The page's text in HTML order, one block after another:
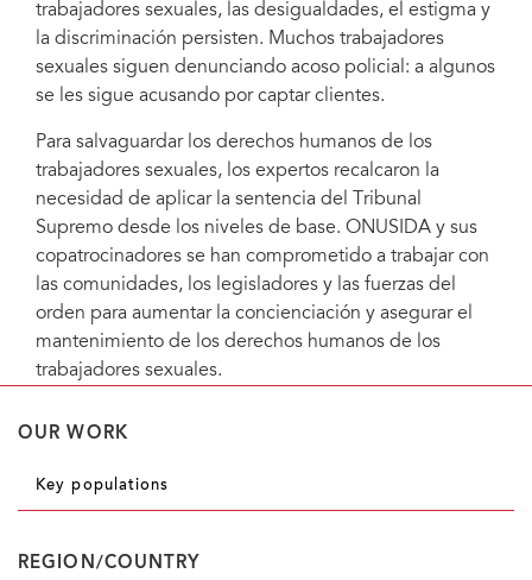
trabajadores sexuales, las desigualdades, el estigma y
la discriminación persisten. Muchos trabajadores
sexuales siguen denunciando acoso policial: a algunos
se les sigue acusando por captar clientes.
Para salvaguardar los derechos humanos de los
trabajadores sexuales, los expertos recalcaron la
necesidad de aplicar la sentencia del Tribunal
Supremo desde los niveles de base. ONUSIDA y sus
copatrocinadores se han comprometido a trabajar con
las comunidades, los legisladores y las fuerzas del
orden para aumentar la concienciación y asegurar el
mantenimiento de los derechos humanos de los
trabajadores sexuales.
OUR WORK
Key populations
REGION/COUNTRY